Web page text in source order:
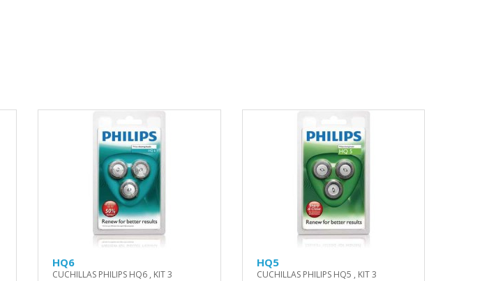
HQ6
CUCHILLAS PHILIPS HQ6 , KIT 3
HQ5
CUCHILLAS PHILIPS HQ5 , KIT 3